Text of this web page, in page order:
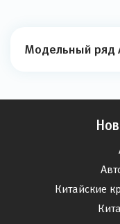
Модельный ряд
Китайские